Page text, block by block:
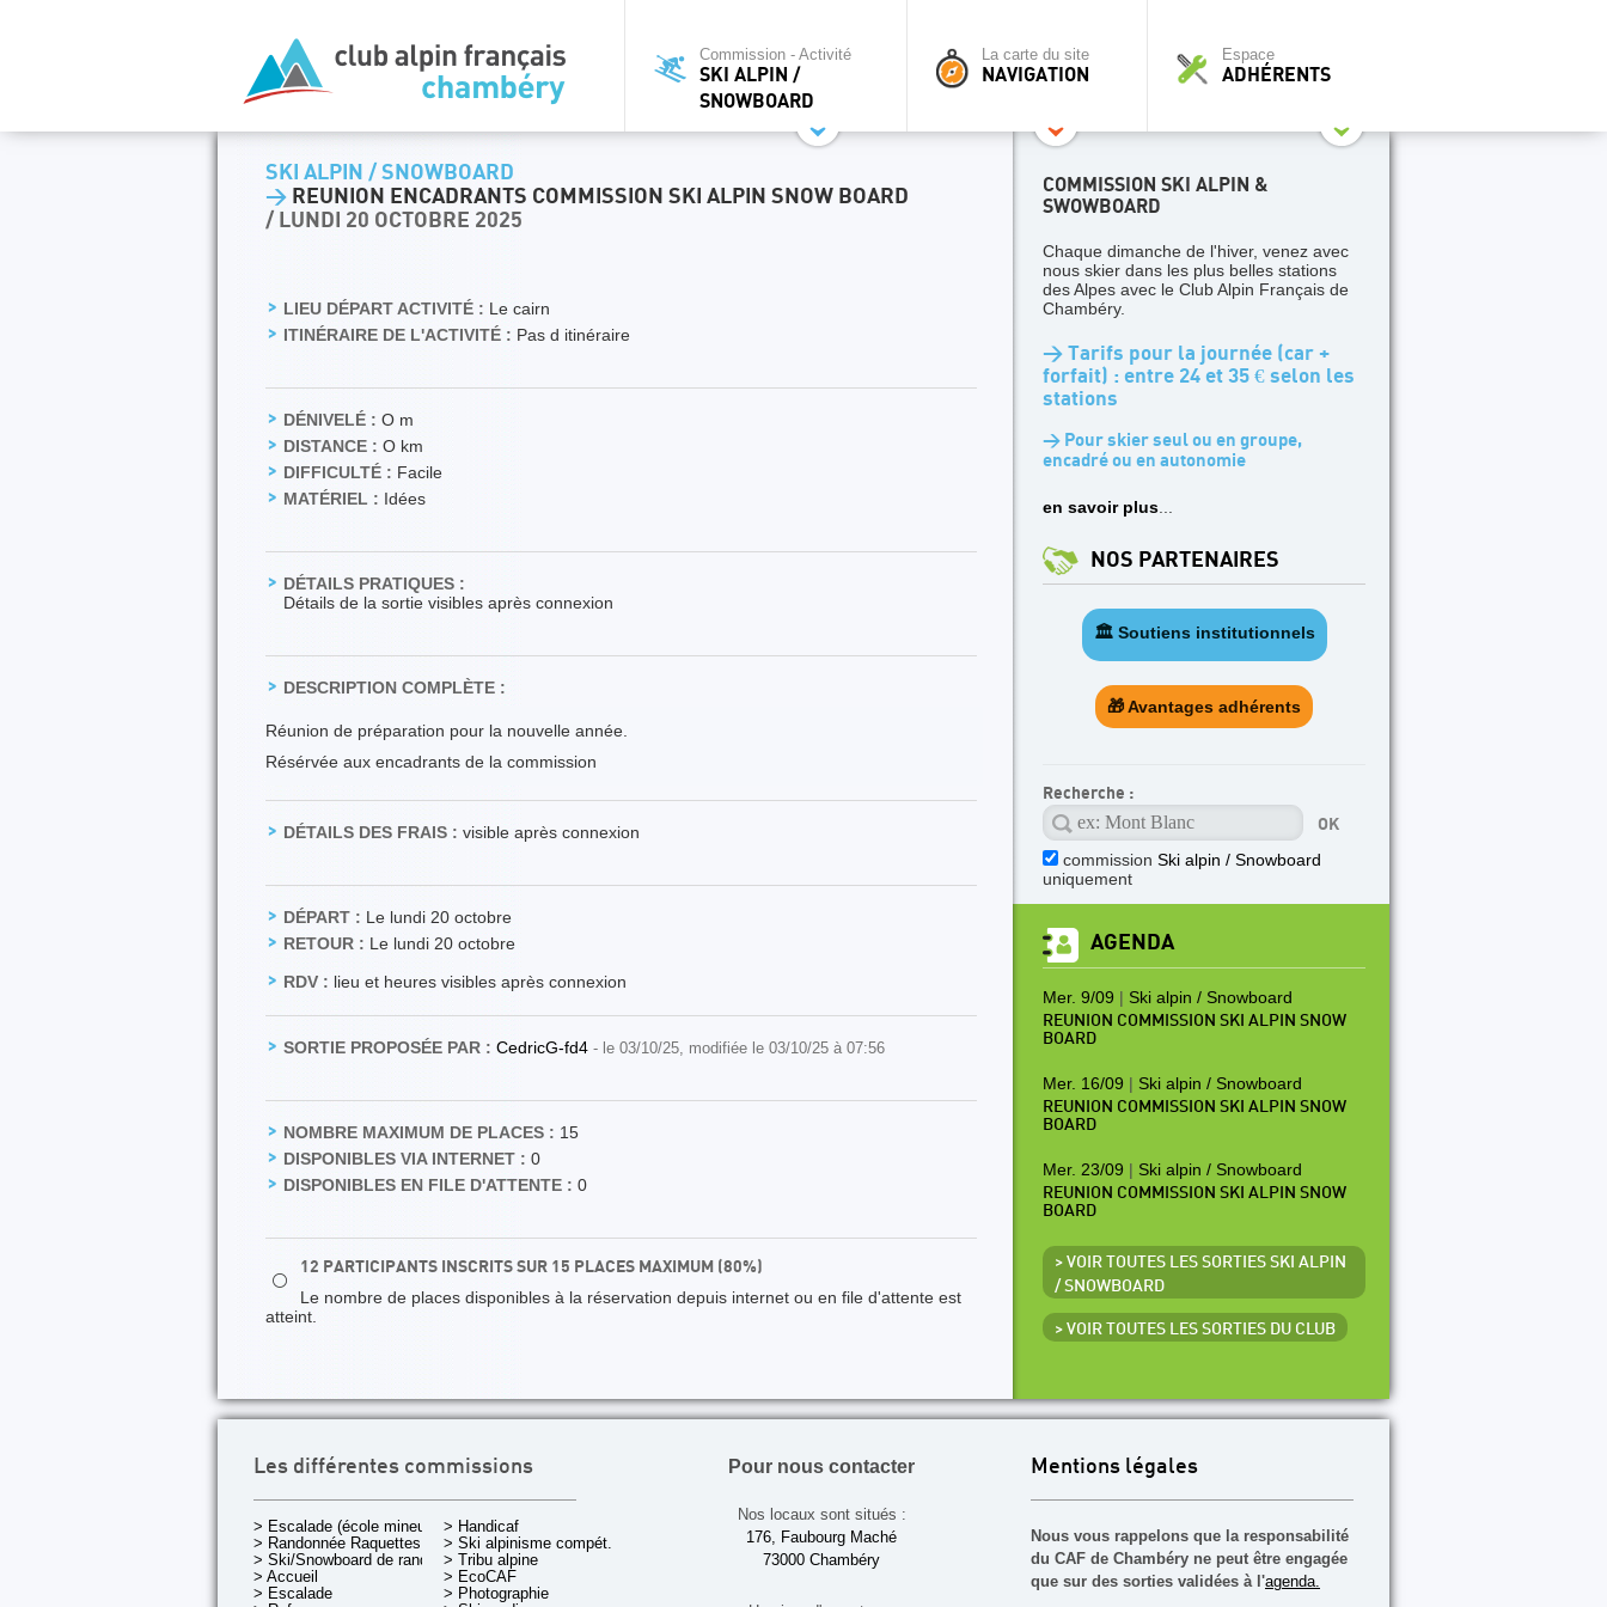
Commission - Activité
SKI ALPIN /
SNOWBOARD
La carte du site
NAVIGATION
Espace
ADHÉRENTS
SKI ALPIN / SNOWBOARD
> REUNION ENCADRANTS COMMISSION SKI ALPIN SNOW BOARD
/ LUNDI 20 OCTOBRE 2025
LIEU DÉPART ACTIVITÉ : Le cairn
ITINÉRAIRE DE L'ACTIVITÉ : Pas d itinéraire
DÉNIVELÉ : O m
DISTANCE : O km
DIFFICULTÉ : Facile
MATÉRIEL : Idées
DÉTAILS PRATIQUES :
Détails de la sortie visibles après connexion
DESCRIPTION COMPLÈTE :
Réunion de préparation pour la nouvelle année.
Résérvée aux encadrants de la commission
DÉTAILS DES FRAIS : visible après connexion
DÉPART : Le lundi 20 octobre
RETOUR : Le lundi 20 octobre
RDV : lieu et heures visibles après connexion
SORTIE PROPOSÉE PAR : CedricG-fd4 - le 03/10/25, modifiée le 03/10/25 à 07:56
NOMBRE MAXIMUM DE PLACES : 15
DISPONIBLES VIA INTERNET : 0
DISPONIBLES EN FILE D'ATTENTE : 0
⚪
12 PARTICIPANTS INSCRITS SUR 15 PLACES MAXIMUM (80%)
Le nombre de places disponibles à la réservation depuis internet ou en file d'attente est
atteint.
COMMISSION SKI ALPIN &
SWOWBOARD
Chaque dimanche de l'hiver, venez avec
nous skier dans les plus belles stations
des Alpes avec le Club Alpin Français de
Chambéry.
> Tarifs pour la journée (car +
forfait) : entre 24 et 35 € selon les
stations
> Pour skier seul ou en groupe,
encadré ou en autonomie
en savoir plus
NOS PARTENAIRES
🏛️ Soutiens institutionnels
🎁 Avantages adhérents
Recherche :
commission Ski alpin / Snowboard
uniquement
AGENDA
Mer. 9/09 | Ski alpin / Snowboard
REUNION COMMISSION SKI ALPIN SNOW
BOARD
Mer. 16/09 | Ski alpin / Snowboard
REUNION COMMISSION SKI ALPIN SNOW
BOARD
Mer. 23/09 | Ski alpin / Snowboard
REUNION COMMISSION SKI ALPIN SNOW
BOARD
> VOIR TOUTES LES SORTIES SKI ALPIN
/ SNOWBOARD
> VOIR TOUTES LES SORTIES DU CLUB
Les différentes commissions
> Escalade (école mineurs)
> Randonnée Raquettes
> Ski/Snowboard de rando.
> Accueil
> Escalade
> Handicaf
> Ski alpinisme compét.
> Tribu alpine
> EcoCAF
> Photographie
Pour nous contacter
Nos locaux sont situés :
176, Faubourg Maché
73000 Chambéry
Mentions légales
Nous vous rappelons que la responsabilité
du CAF de Chambéry ne peut être engagée
que sur des sorties validées à l'agenda.